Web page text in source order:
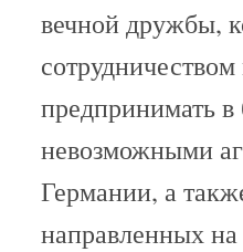
вечной дружбы,
предпринимать
невозможными
Германии, а
направленных